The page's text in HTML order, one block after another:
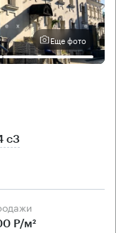
Еще фото
с3
Р/м²